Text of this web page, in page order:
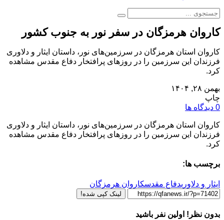
کاروان هرمزگان در سفر نور به جنوب کشور
کاروان استان هرمزگان در سرزمین‌های نور، داستان ایثار و دلاوری
فرزندان این سرزمین را در روزهای پرافتخار دفاع مقدس مشاهده
کرد.
بهمن ۲۸, ۱۴۰۴
چاپ
0 دیدگاه ها
کاروان استان هرمزگان در سرزمین‌های نور، داستان ایثار و دلاوری
فرزندان این سرزمین را در روزهای پرافتخار دفاع مقدس مشاهده
کرد.
برچسب ها:
ایثار و دلاوریدفاع مقدسکاروان هرمزگان
لینک کپی شده!
بدون نظر! اولین نفر باشید